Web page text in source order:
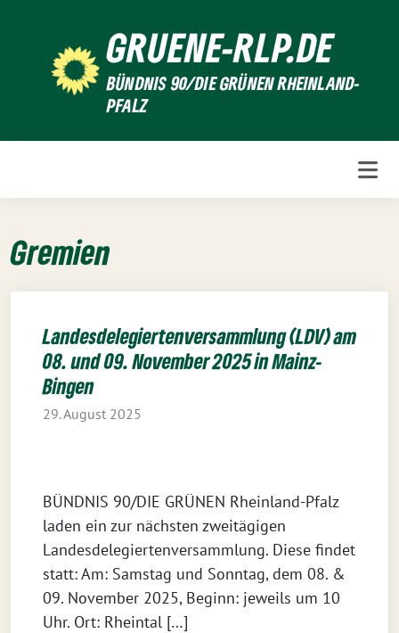
GRUENE-RLP.DE
BÜNDNIS 90/DIE GRÜNEN RHEINLAND-
PFALZ
Gremien
Landesdelegiertenversammlung (LDV) am
08. und 09. November 2025 in Mainz-
Bingen
29. August 2025
BÜNDNIS 90/DIE GRÜNEN Rheinland-Pfalz
laden ein zur nächsten zweitägigen
Landesdelegiertenversammlung. Diese findet
statt: Am: Samstag und Sonntag, dem 08. &
09. November 2025, Beginn: jeweils um 10
Uhr. Ort: Rheintal […]